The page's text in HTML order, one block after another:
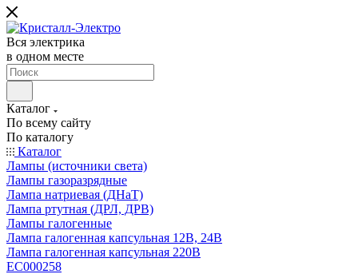
Вся электрика
в одном месте
Каталог
По всему сайту
По каталогу
Каталог
Лампы (источники света)
Лампы газоразрядные
Лампа натриевая (ДНаТ)
Лампа ртутная (ДРЛ, ДРВ)
Лампы галогенные
Лампа галогенная капсульная 12В, 24В
Лампа галогенная капсульная 220В
EC000258